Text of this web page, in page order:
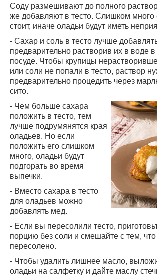
Соду размешивают до полного
же добавляют в тесто. Слишком много
стоит, иначе оладьи будут иметь
- Сахар и соль в тесто лучше
предварительно растворив их в воде в
посуде. Чтобы крупицы
или соли не попали в тесто, раствор
предварительно процедить через
сито.
- Чем больше сахара
положить в тесто, тем
лучше подрумянятся края
оладьев. Но если
положить его слишком
много, оладьи будут
подгорать во время
выпечки.
- Вместо сахара в тесто
для оладьев можно
добавлять мед.
- Если вы пересолили тесто,
порцию без соли и смешайте с тем,
пересолено.
- Чтобы удалить лишнее масло,
оладьи на салфетку и дайте маслу